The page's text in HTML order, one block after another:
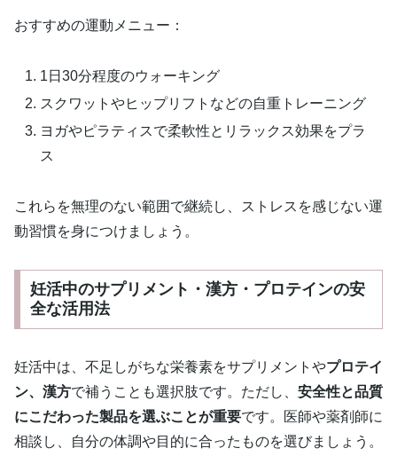
おすすめの運動メニュー：
1日30分程度のウォーキング
スクワットやヒップリフトなどの自重トレーニング
ヨガやピラティスで柔軟性とリラックス効果をプラ
ス
これらを無理のない範囲で継続し、ストレスを感じない運
動習慣を身につけましょう。
妊活中のサプリメント・漢方・プロテインの安
全な活用法
妊活中は、不足しがちな栄養素をサプリメントやプロテイ
ン、漢方で補うことも選択肢です。ただし、 安全性と品質
にこだわった製品を選ぶことが重要です。医師や薬剤師に
相談し、自分の体調や目的に合ったものを選びましょう。